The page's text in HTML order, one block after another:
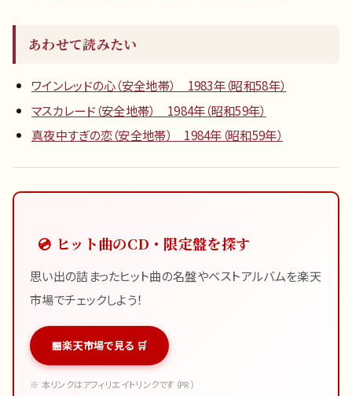
あわせて読みたい
ワインレッドの心（安全地帯） 1983年（昭和58年）
マスカレード（安全地帯） 1984年（昭和59年）
真夜中すぎの恋（安全地帯） 1984年（昭和59年）
💿 ヒット曲のCD・限定盤を探す
思い出の詰まったヒット曲の名盤やベストアルバムを楽天
市場でチェックしよう！
楽天市場で見る 🛒
※ 本リンクはアフィリエイトリンクです（PR）